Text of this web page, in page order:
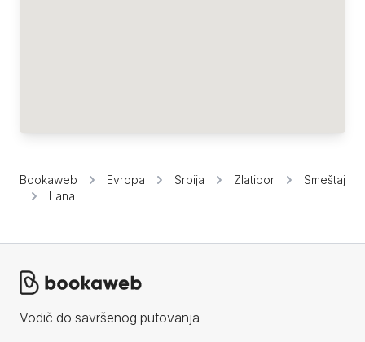
Bookaweb Evropa Srbija Zlatibor
Smeštaj
Lana
Vodič do savršenog putovanja